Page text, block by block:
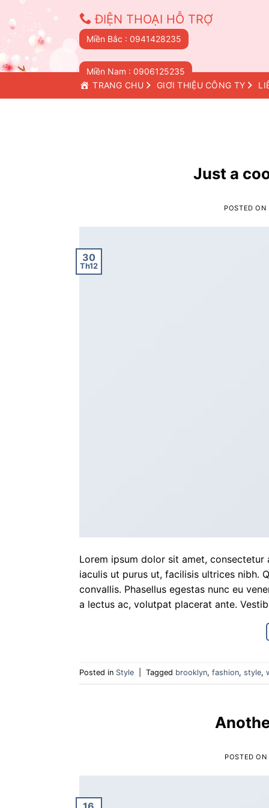
content
ĐIỆN THOẠI HỖ TRỢ
Miền Bắc : 0941428235
Miền Nam : 0906125235
TRANG CHỦ
GIỚI THIỆU CÔNG TY
Just a
POSTED ON
30
Th12
Lorem ipsum dolor sit amet, consectetur
iaculis ut purus ut, facilisis ultrices nibh.
convallis. Phasellus egestas nunc eu
a lectus ac, volutpat placerat ante.
Posted in Style Tagged brooklyn, fashion, style,
POSTED ON